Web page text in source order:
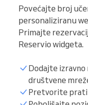
Povećajte broj
personaliziranu
Primajte
Reservio widgeta.
Dodajte
društvene
Pretvorite